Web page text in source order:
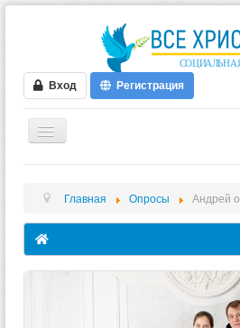
Вход Регистрация
ФОРУМ
ВИДЕО
БЛОГИ
Главная Опросы Андрей